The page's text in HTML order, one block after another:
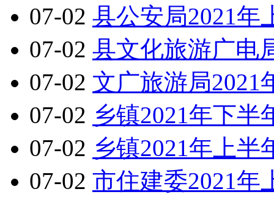
07-02 县公安局2021年
07-02 县文化旅游广电
07-02 文广旅游局2021
07-02 乡镇2021年下半
07-02 乡镇2021年上半
07-02 市住建委2021年